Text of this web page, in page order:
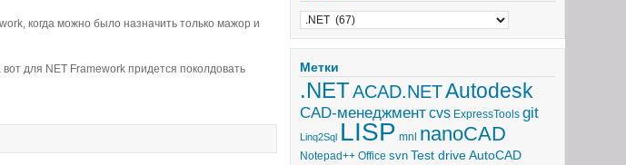
когда можно было назначить только мажор и
для NET Framework придется поколдовать
Метки
.NETACAD.NETAutodesk
CAD-менеджмент cvs ExpressTools git
Linq2Sql LISP mnl nanoCAD
Notepad++ Office svn Test drive AutoCAD